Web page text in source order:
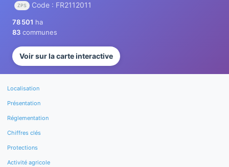
ZPS Code : FR2112011
78 501 ha
83 communes
Voir sur la carte interactive
Localisation
Présentation
Réglementation
Chiffres clés
Protections
Activité agricole